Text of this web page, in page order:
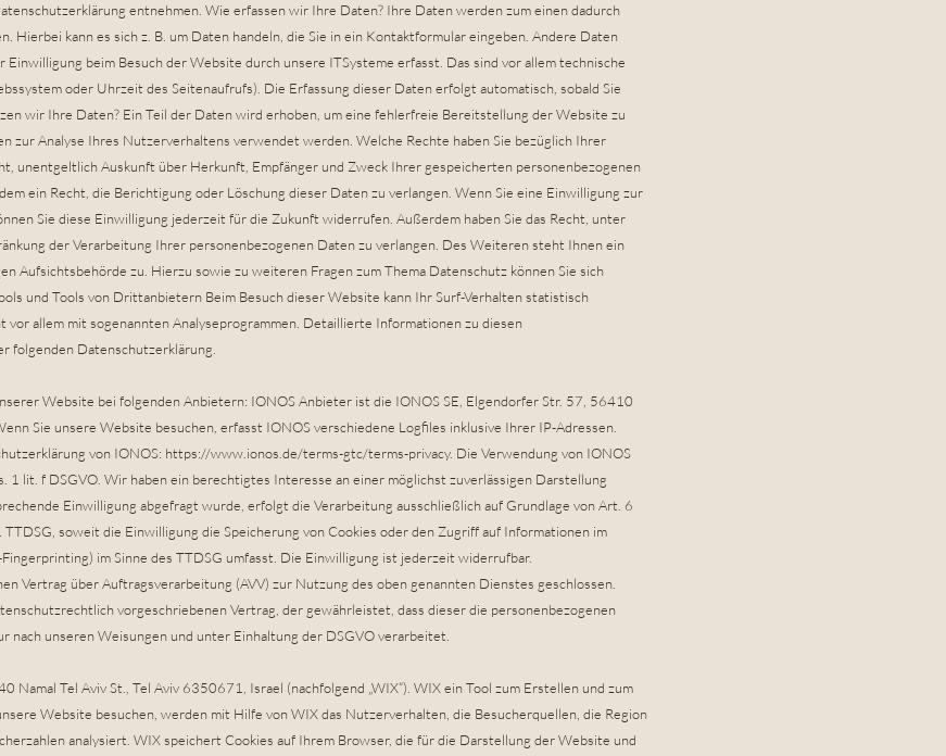
entnehmen. Wie erfassen wir Ihre Daten? Ihre Daten werden zum einen dadurch
Hierbei kann es sich z. B. um Daten handeln, die Sie in ein Kontaktformular eingeben. Andere Daten
beim Besuch der Website durch unsere ITSysteme erfasst. Das sind vor allem technische
oder Uhrzeit des Seitenaufrufs). Die Erfassung dieser Daten erfolgt automatisch, sobald Sie
wir Ihre Daten? Ein Teil der Daten wird erhoben, um eine fehlerfreie Bereitstellung der Website zu
zur Analyse Ihres Nutzerverhaltens verwendet werden. Welche Rechte haben Sie bezüglich Ihrer
unentgeltlich Auskunft über Herkunft, Empfänger und Zweck Ihrer gespeicherten personenbezogenen
ein Recht, die Berichtigung oder Löschung dieser Daten zu verlangen. Wenn Sie eine Einwilligung zur
Sie diese Einwilligung jederzeit für die Zukunft widerrufen. Außerdem haben Sie das Recht, unter
der Verarbeitung Ihrer personenbezogenen Daten zu verlangen. Des Weiteren steht Ihnen ein
Aufsichtsbehörde zu. Hierzu sowie zu weiteren Fragen zum Thema Datenschutz können Sie sich
und Tools von Drittanbietern Beim Besuch dieser Website kann Ihr Surf-Verhalten statistisch
allem mit sogenannten Analyseprogrammen. Detaillierte Informationen zu diesen
folgenden Datenschutzerklärung.
Website bei folgenden Anbietern: IONOS Anbieter ist die IONOS SE, Elgendorfer Str. 57, 56410
Sie unsere Website besuchen, erfasst IONOS verschiedene Logfiles inklusive Ihrer IP-Adressen.
von IONOS: https://www.ionos.de/terms-gtc/terms-privacy. Die Verwendung von IONOS
1 lit. f DSGVO. Wir haben ein berechtigtes Interesse an einer möglichst zuverlässigen Darstellung
Einwilligung abgefragt wurde, erfolgt die Verarbeitung ausschließlich auf Grundlage von Art. 6
TTDSG, soweit die Einwilligung die Speicherung von Cookies oder den Zugriff auf Informationen im
im Sinne des TTDSG umfasst. Die Einwilligung ist jederzeit widerrufbar.
Vertrag über Auftragsverarbeitung (AVV) zur Nutzung des oben genannten Dienstes geschlossen.
vorgeschriebenen Vertrag, der gewährleistet, dass dieser die personenbezogenen
nach unseren Weisungen und unter Einhaltung der DSGVO verarbeitet.
Namal Tel Aviv St., Tel Aviv 6350671, Israel (nachfolgend „WIX“). WIX ein Tool zum Erstellen und zum
Website besuchen, werden mit Hilfe von WIX das Nutzerverhalten, die Besucherquellen, die Region
analysiert. WIX speichert Cookies auf Ihrem Browser, die für die Darstellung der Website und